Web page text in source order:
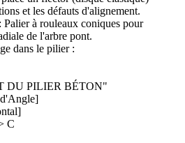
et les défauts d'alignement.
Palier à rouleaux coniques pour
de l'arbre pont.
dans le pilier :
DU PILIER BÉTON"
C